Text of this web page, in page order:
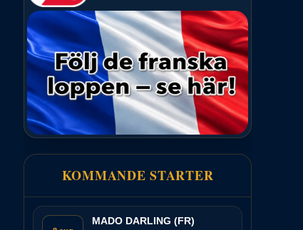
KOMMANDE STARTER
MADO DARLING (FR)